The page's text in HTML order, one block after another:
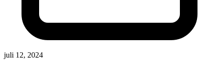
juli 12, 2024